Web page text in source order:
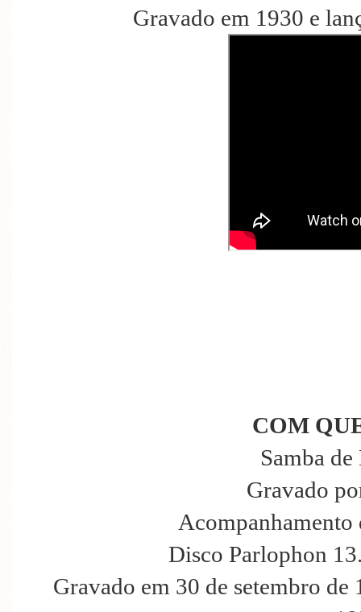
Gravado em 1930 e
COM
Samba
Gravado
Acompanhamento
Disco Parlophon
Gravado em 30 de setembro